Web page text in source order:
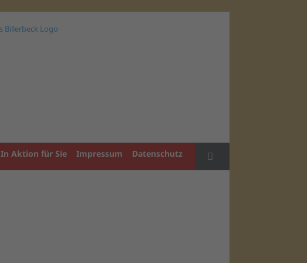
In Aktion für Sie Impressum Datenschutz